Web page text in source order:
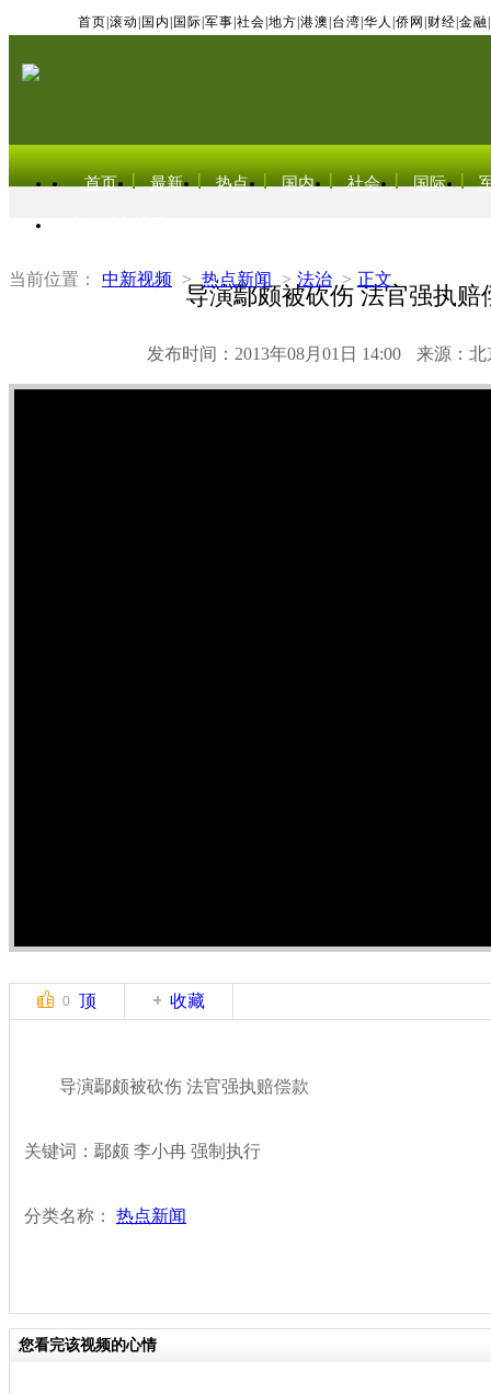
首页 滚动 国内 国际 军事 社会 地方 港澳 台湾 华人 侨网 财经 金融
首页 最新 热点 国内 社会 国际
当前位置： 中新视频 > 热点新闻 > 法治 > 正文
导演鄢颇被砍伤 法官强执赔
发布时间：2013年08月01日 14:00 来源：北
0 顶 收藏
导演鄢颇被砍伤 法官强执赔偿款
关键词：鄢颇 李小冉 强制执行
分类名称： 热点新闻
您看完该视频的心情